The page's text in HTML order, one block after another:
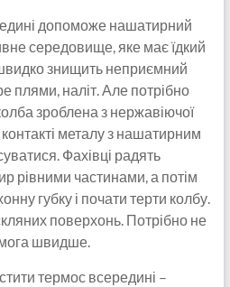
допоможе нашатирний
середовище, яке має їдкий
знищить неприємний
плями, наліт. Але потрібно
зроблена з нержавіючої
металу з нашатирним
Фахівці радять
рівними частинами, а потім
губку і почати терти колбу.
поверхонь. Потрібно не
швидше.
термос всередині –